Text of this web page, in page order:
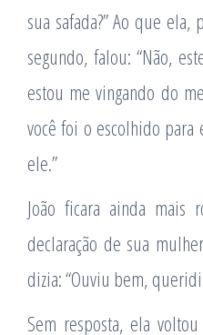
sua safada?” Ao que
segundo, falou: “Não,
estou me vingando do
você foi o escolhido para
ele.”
João ficara ainda mais
declaração de sua
dizia: “Ouviu bem,
Sem resposta, ela